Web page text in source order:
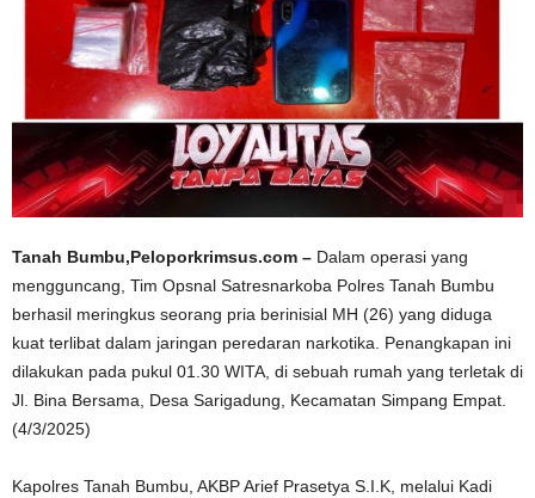
Tanah Bumbu,Peloporkrimsus.com – Dalam operasi yang
mengguncang, Tim Opsnal Satresnarkoba Polres Tanah Bumbu
berhasil meringkus seorang pria berinisial MH (26) yang diduga
kuat terlibat dalam jaringan peredaran narkotika. Penangkapan ini
dilakukan pada pukul 01.30 WITA, di sebuah rumah yang terletak di
Jl. Bina Bersama, Desa Sarigadung, Kecamatan Simpang Empat.
(4/3/2025)
Kapolres Tanah Bumbu, AKBP Arief Prasetya S.I.K, melalui Kadi